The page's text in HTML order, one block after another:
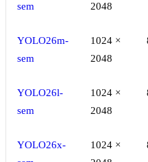
sem
2048
YOLO26m-
sem
1024 ×
2048
YOLO26l-
sem
1024 ×
2048
YOLO26x-
1024 ×